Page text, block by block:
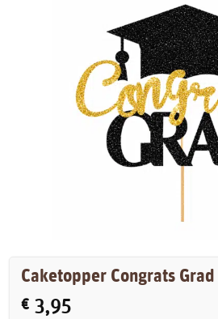
Caketopper Congrats
€ 3,95